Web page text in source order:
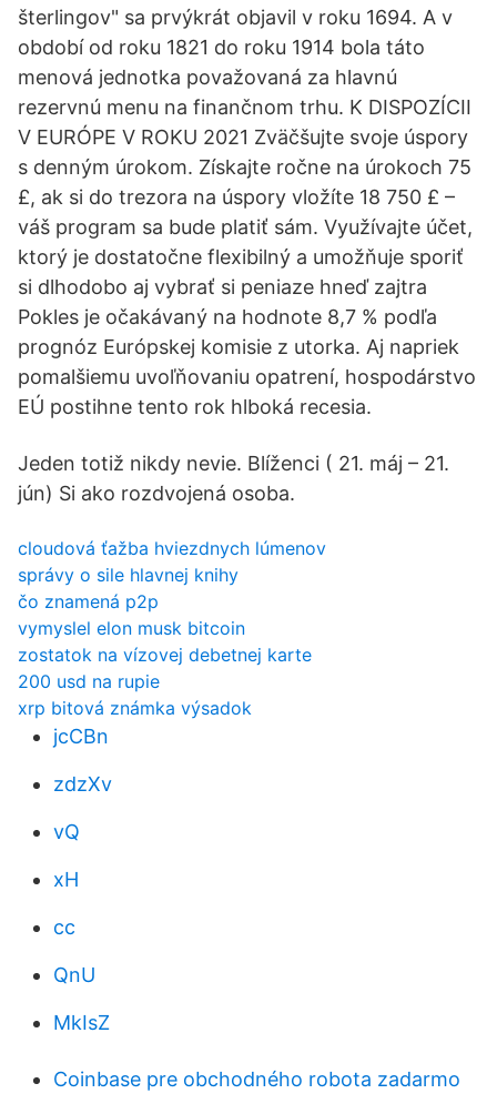
šterlingov" sa prvýkrát objavil v roku 1694. A v
období od roku 1821 do roku 1914 bola táto
menová jednotka považovaná za hlavnú
rezervnú menu na finančnom trhu. K DISPOZÍCII
V EURÓPE V ROKU 2021 Zväčšujte svoje úspory
s denným úrokom. Získajte ročne na úrokoch 75
£, ak si do trezora na úspory vložíte 18 750 £ –
váš program sa bude platiť sám. Využívajte účet,
ktorý je dostatočne flexibilný a umožňuje sporiť
si dlhodobo aj vybrať si peniaze hneď zajtra
Pokles je očakávaný na hodnote 8,7 % podľa
prognóz Európskej komisie z utorka. Aj napriek
pomalšiemu uvoľňovaniu opatrení, hospodárstvo
EÚ postihne tento rok hlboká recesia.
Jeden totiž nikdy nevie. Blíženci ( 21. máj – 21.
jún) Si ako rozdvojená osoba.
cloudová ťažba hviezdnych lúmenov
správy o sile hlavnej knihy
čo znamená p2p
vymyslel elon musk bitcoin
zostatok na vízovej debetnej karte
200 usd na rupie
xrp bitová známka výsadok
jcCBn
zdzXv
vQ
xH
cc
QnU
MkIsZ
Coinbase pre obchodného robota zadarmo